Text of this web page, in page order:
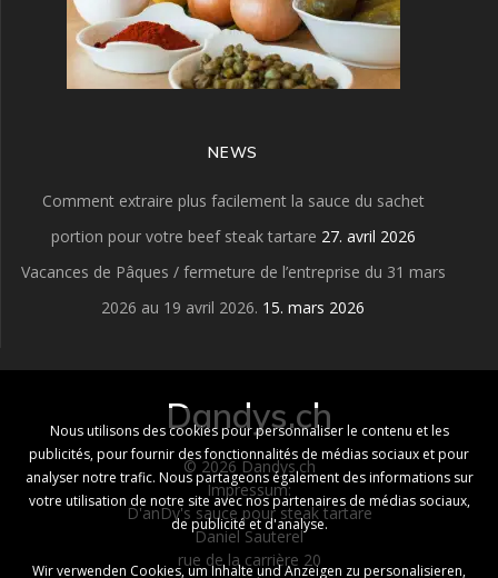
NEWS
Comment extraire plus facilement la sauce du sachet
portion pour votre beef steak tartare 27. avril 2026
Vacances de Pâques / fermeture de l’entreprise du 31 mars
2026 au 19 avril 2026. 15. mars 2026
Dandys.ch
© 2026 Dandys.ch
Impressum:
D'anDy's sauce pour steak tartare
Daniel Sauterel
rue de la carrière 20
Nous utilisons des cookies pour personnaliser le contenu et les
publicités, pour fournir des fonctionnalités de médias sociaux et pour
analyser notre trafic. Nous partageons également des informations sur
votre utilisation de notre site avec nos partenaires de médias sociaux,
de publicité et d'analyse.
Wir verwenden Cookies, um Inhalte und Anzeigen zu personalisieren,